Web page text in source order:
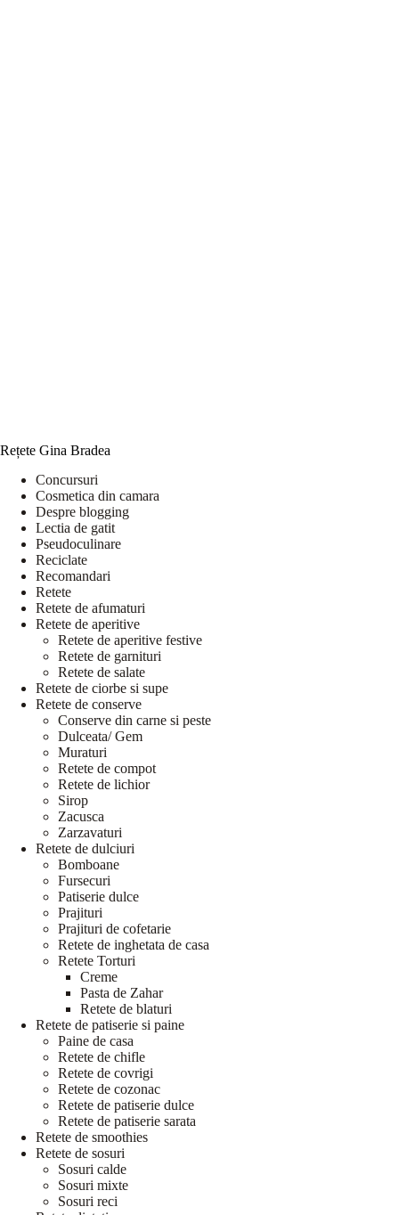
Rețete Gina Bradea
Concursuri
Cosmetica din camara
Despre blogging
Lectia de gatit
Pseudoculinare
Reciclate
Recomandari
Retete
Retete de afumaturi
Retete de aperitive
Retete de aperitive festive
Retete de garnituri
Retete de salate
Retete de ciorbe si supe
Retete de conserve
Conserve din carne si peste
Dulceata/ Gem
Muraturi
Retete de compot
Retete de lichior
Sirop
Zacusca
Zarzavaturi
Retete de dulciuri
Bomboane
Fursecuri
Patiserie dulce
Prajituri
Prajituri de cofetarie
Retete de inghetata de casa
Retete Torturi
Creme
Pasta de Zahar
Retete de blaturi
Retete de patiserie si paine
Paine de casa
Retete de chifle
Retete de covrigi
Retete de cozonac
Retete de patiserie dulce
Retete de patiserie sarata
Retete de smoothies
Retete de sosuri
Sosuri calde
Sosuri mixte
Sosuri reci